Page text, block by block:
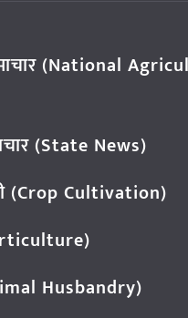
(National
(State News)
(Crop Cultivation)
Husbandry)